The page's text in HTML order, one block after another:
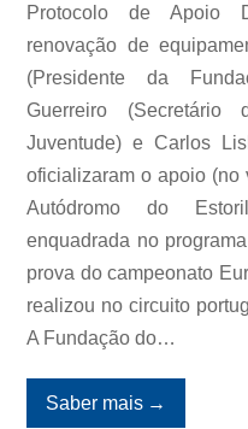
Protocolo de Apoio
renovação de
(Presidente da
Guerreiro
Juventude) e Carlos
oficializaram o apoio
Autódromo do
enquadrada no
prova do campeonato
realizou no circuito
A Fundação do…
Saber mais →